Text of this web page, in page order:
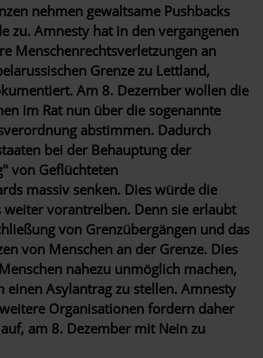
nehmen gewaltsame Pushbacks
zu. Amnesty hat in den vergangenen
Menschenrechtsverletzungen an
Grenze zu Lettland,
Am 8. Dezember wollen die
im Rat nun über die sogenannte
abstimmen. Dadurch
bei der Behauptung der
von Geflüchteten
massiv senken. Dies würde die
weiter vorantreiben. Denn sie erlaubt
von Grenzübergängen und das
von Menschen an der Grenze. Dies
nahezu unmöglich machen,
einen Asylantrag zu stellen. Amnesty
Organisationen fordern daher
am 8. Dezember mit Nein zu